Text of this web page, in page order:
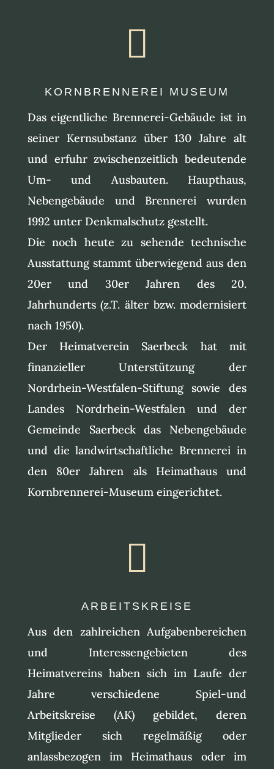

KORNBRENNEREI MUSEUM
Das eigentliche Brennerei-Gebäude ist in
seiner Kernsubstanz über 130 Jahre alt
und erfuhr zwischenzeitlich bedeutende
Um- und Ausbauten. Haupthaus,
Nebengebäude und Brennerei wurden
1992 unter Denkmalschutz gestellt.
Die noch heute zu sehende technische
Ausstattung stammt überwiegend aus den
20er und 30er Jahren des 20.
Jahrhunderts (z.T. älter bzw. modernisiert
nach 1950).
Der Heimatverein Saerbeck hat mit
finanzieller Unterstützung der
Nordrhein-Westfalen-Stiftung sowie des
Landes Nordrhein-Westfalen und der
Gemeinde Saerbeck das Nebengebäude
und die landwirtschaftliche Brennerei in
den 80er Jahren als Heimathaus und
Kornbrennerei-Museum eingerichtet.

ARBEITSKREISE
Aus den zahlreichen Aufgabenbereichen
und Interessengebieten des
Heimatvereins haben sich im Laufe der
Jahre verschiedene Spiel-und
Arbeitskreise (AK) gebildet, deren
Mitglieder sich regelmäßig oder
anlassbezogen im Heimathaus oder im